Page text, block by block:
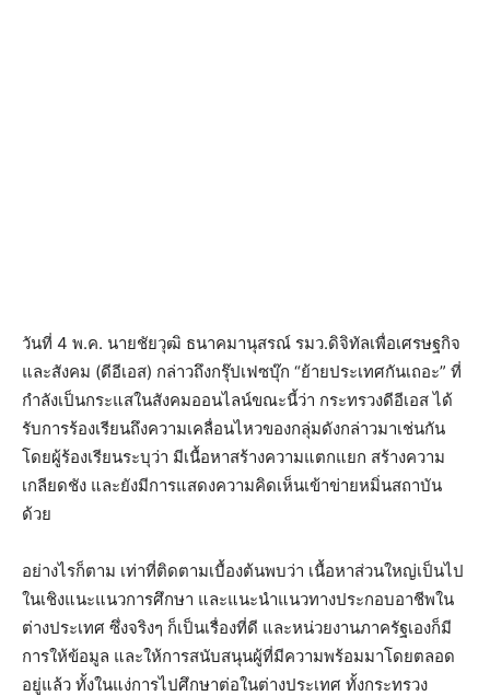
วันที่ 4 พ.ค. นายชัยวุฒิ ธนาคมานุสรณ์ รมว.ดิจิทัลเพื่อเศรษฐกิจ
และสังคม (ดีอีเอส) กล่าวถึงกรุ๊ปเฟซบุ๊ก “ย้ายประเทศกันเถอะ” ที่
กำลังเป็นกระแสในสังคมออนไลน์ขณะนี้ว่า กระทรวงดีอีเอส ได้
รับการร้องเรียนถึงความเคลื่อนไหวของกลุ่มดังกล่าวมาเช่นกัน
โดยผู้ร้องเรียนระบุว่า มีเนื้อหาสร้างความแตกแยก สร้างความ
เกลียดชัง และยังมีการแสดงความคิดเห็นเข้าข่ายหมิ่นสถาบัน
ด้วย
อย่างไรก็ตาม เท่าที่ติดตามเบื้องต้นพบว่า เนื้อหาส่วนใหญ่เป็นไป
ในเชิงแนะแนวการศึกษา และแนะนำแนวทางประกอบอาชีพใน
ต่างประเทศ ซึ่งจริงๆ ก็เป็นเรื่องที่ดี และหน่วยงานภาครัฐเองก็มี
การให้ข้อมูล และให้การสนับสนุนผู้ที่มีความพร้อมมาโดยตลอด
อยู่แล้ว ทั้งในแง่การไปศึกษาต่อในต่างประเทศ ทั้งกระทรวง